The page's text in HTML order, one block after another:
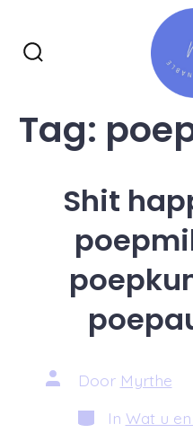
overslaan
Tag:
Shit
Auteur
van
bericht
Door Myrthe
Categorieën
In Wat u